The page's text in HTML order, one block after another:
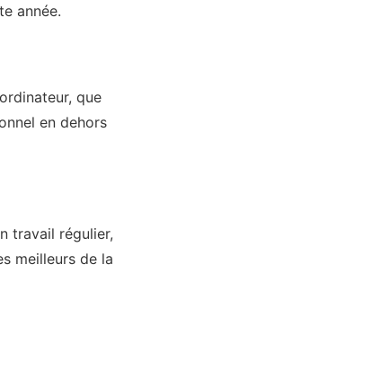
année.
que
en dehors
travail régulier,
meilleurs de la